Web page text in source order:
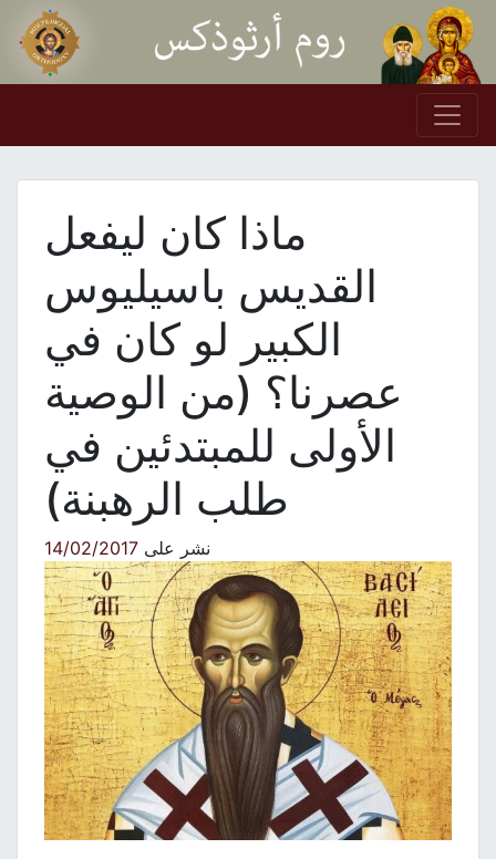
Skip to content
Main Navigation
ماذا كان ليفعل
القديس باسيليوس
الكبير لو كان في
عصرنا؟ (من الوصية
الأولى للمبتدئين في
طلب الرهبنة)
نشر على14/02/2017